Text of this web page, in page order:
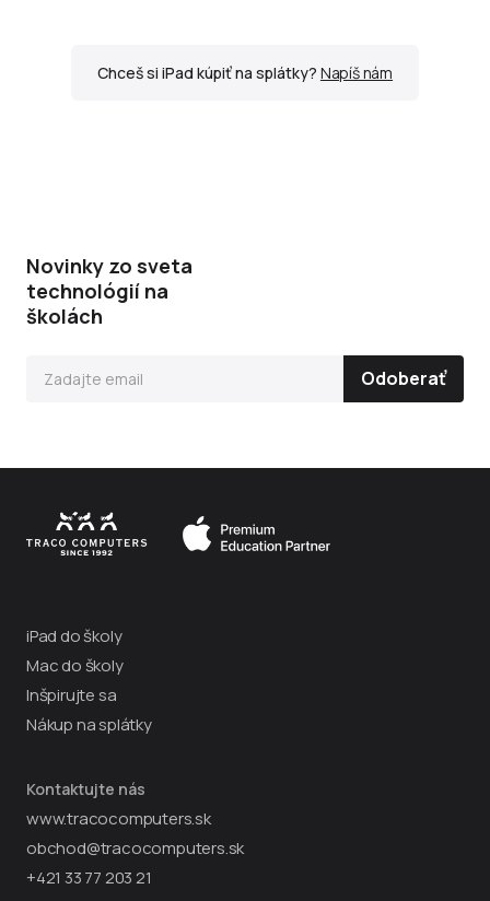
Chceš si iPad kúpiť na splátky? Napíš nám
Novinky zo sveta
technológií na
školách
ochrane údajov
iPad do školy
Mac do školy
Inšpirujte sa
Nákup na splátky
Kontaktujte nás
www.tracocomputers.sk
obchod@tracocomputers.sk
+421 33 77 203 21